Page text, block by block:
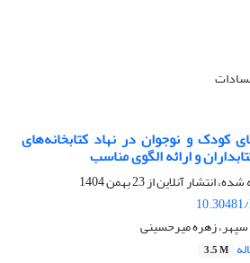
و نوجوان در نهاد کتابخانه‌های
و ارائه الگوی مناسب
انتشار آنلاین از23 بهمن 1404
زهره میرحسینی
3.5 M